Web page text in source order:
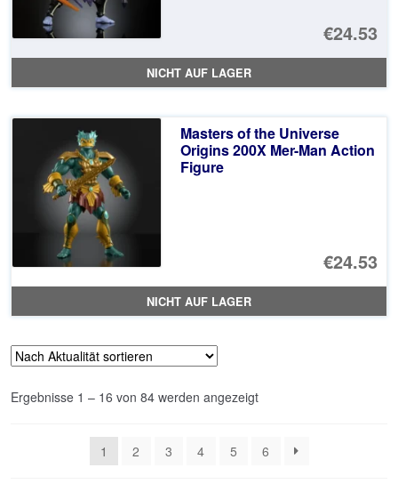
€24.53
NICHT AUF LAGER
Masters of the Universe
Origins 200X Mer-Man Action
Figure
€24.53
NICHT AUF LAGER
Ergebnisse 1 – 16 von 84 werden angezeigtNach
1
2 3 4 5 6